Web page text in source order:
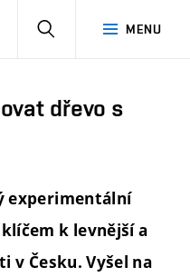
MENU
dřevo s
experimentální
k levnější a
v Česku. Vyšel na